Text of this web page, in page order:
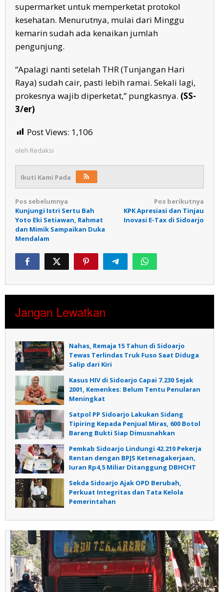
supermarket untuk memperketat protokol
kesehatan. Menurutnya, mulai dari Minggu
kemarin sudah ada kenaikan jumlah
pengunjung.
“Apalagi nanti setelah THR (Tunjangan Hari
Raya) sudah cair, pasti lebih ramai. Sekali lagi,
prokesnya wajib diperketat,” pungkasnya. (SS-
3/er)
Post Views: 1,106
oleh Redaksi
Ikuti Kami Pada
Navigasi
pos
Pos sebelumnya
Kunjungi Istri Sertu Bah
Yoto Eki Setiawan, Rahmat
dan Mimik Sampaikan Duka
Mendalam
Pos berikutnya
KPK Apresiasi dan Tinjau
Inovasi E-Tax di Sidoarjo
Jangan Lewatkan
Nahas, Remaja 15 Tahun di Sidoarjo
Tewas Terlindas Truk Fuso Saat Diduga
Salip dari Kiri
Kasus HIV di Sidoarjo Capai 7.230 Sejak
2001, Kemenkes: Belum Tentu Penularan
Meningkat
Satpol PP Sidoarjo Lakukan Sidang
Tipiring Kepada Penjual Miras, 600 Botol
Barang Bukti Siap Dimusnahkan
Pemkab Sidoarjo Lindungi 42.210 Pekerja
Rentan dengan BPJS Ketenagakerjaan,
Iuran Rp4,5 Miliar Ditanggung DBHCHT
Sekda Sidoarjo Ajak OPD Berubah,
Perkuat Integritas dan Tata Kelola
Pemerintahan